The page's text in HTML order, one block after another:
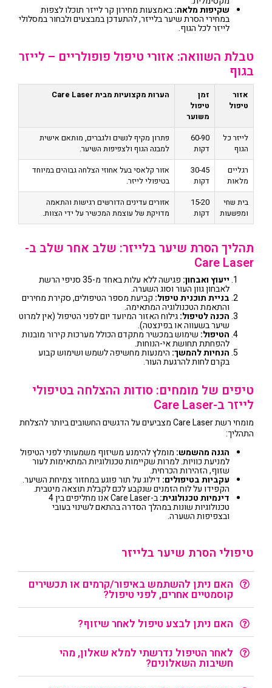
שקיפות מלאה:באמצעות מחירון קר לייזר תוכלו לצפות
במחירי הסרת שיער בלייזר, להתעדכן במבצעים ולבחור במסלולי
לייזר לכל הגוף.
טבלת השוואה: אזורי טיפול פופולריים – לייזר
בגוף
אזור
טיפול
זמן
טיפול
משוער
הערות מקצועיות מבית Care Laser
לייזר כל
הגוף
60-90
דקות
פתרון מקיף לנשים ולגברים, מותאם אישית
למבנה הגוף ולצפיפות השיער.
רגליים
מלאות
30-45
דקות
אזור קלאסי בעל אחוזי הצלחה גבוהים במיוחד
בטיפולי לייזר.
בית שחי
ומפשעות
15-20
דקות
אזורים עדינים הדורשים רגישות והתאמה
מדויקת של עוצמת המכשיר על ידי הצוות.
תהליך הסרת שיער בלייזר: שלב אחר שלב ב-
Care Laser
ייעוץ ואבחון: פגישה ללא עלות באחד מ-35 סניפי הרשת
לאבחון גוון העור וסוג השערה.
בניית תוכנית טיפול: קביעת מספר הטיפולים, סקירת מחירים
והתאמת הטכנולוגיה המתאימה.
הכנה לטיפול:גילוח האזור המיועד יום לפני הטיפול (אין למרוט
שיער בשעווה או בפינצטה).
הטיפול: שימוש במכשיר מתקדם הכולל מערכות קירור מובנות
להפחתת תחושת אי-הנוחות.
הנחיות להמשך: הימנעות מחשיפה לשמש ושימוש קבוע
בקרם לחות להרגעת העור.
טיפים של מומחים: סודות ההצלחה בטיפולי
לייזר ב-Care Laser
מומחי רשת Care Laser מצביעים על הדגשים החשובים ביותר להצלחת
התהליך:
הגנה מהשמש: מומלץ להימנע משיזוף משמעותי לפני הטיפול
למניעת כוויות. למרות שקיימות טכנולוגיות המתאימות לעור
שזוף, הזהירות הכרחית.
עקביות בטיפולים: דילוג על תור פוגע במחזור צמיחת השיער.
הקפידו על לוח הזמנים שנקבע לכם לקבלת תוצאה מיטבית.
דינמיות טכנולוגית: ב-Care Laser אנו מחליפים בין 4
טכנולוגיות שונות במהלך הסדרה בהתאם לשינוי בעובי
ובצפיפות השערה.
טיפולי הסרת שיער בלייזר
האם ניתן להשתמש באיפור/קרמים או תכשירים
קוסמטיים אחרים, לפני טיפול?
האם ניתן לבצע טיפול לאחר שיזוף?
לאחר הטיפול נדרשתי למלא שאלון, מהי
חשיבות השאלונים?